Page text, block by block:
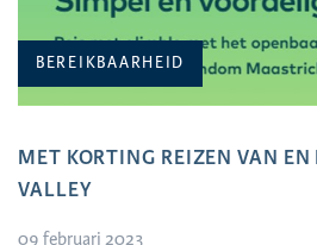
BEREIKBAARHEID
MET KORTING REIZEN VAN
VALLEY
09 februari 2023